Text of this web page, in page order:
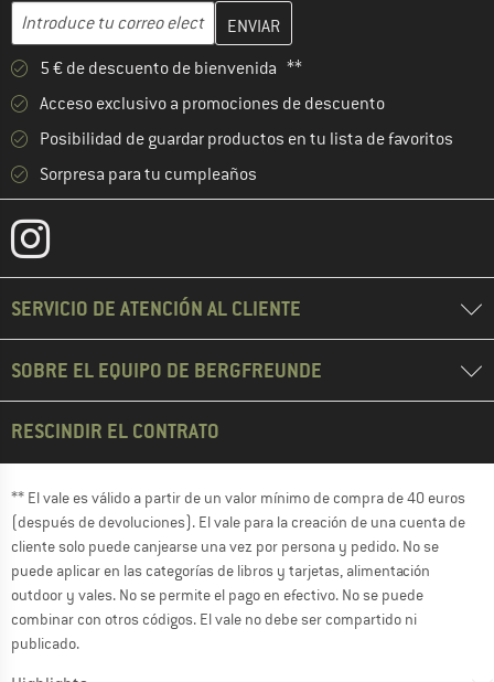
Dirección de correo electrónico
Introduce aquí tu dirección de correo electrónico y crea tu
5 € de descuento de bienvenida **
Acceso exclusivo a promociones de descuento
Posibilidad de guardar productos en tu lista de favoritos
Sorpresa para tu cumpleaños
SERVICIO DE ATENCIÓN AL CLIENTE
SOBRE EL EQUIPO DE BERGFREUNDE
RESCINDIR EL CONTRATO
** El vale es válido a partir de un valor mínimo de compra de 40 euros
(después de devoluciones). El vale para la creación de una cuenta de
cliente solo puede canjearse una vez por persona y pedido. No se
puede aplicar en las categorías de libros y tarjetas, alimentación
outdoor y vales. No se permite el pago en efectivo. No se puede
combinar con otros códigos. El vale no debe ser compartido ni
publicado.